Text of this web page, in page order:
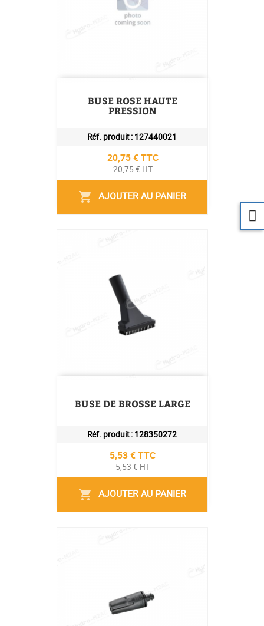
BUSE ROSE HAUTE
PRESSION
Réf. produit : 127440021
Prix
20,75 € TTC
20,75 € HT
shopping_cart AJOUTER AU PANIER
BUSE DE BROSSE LARGE
Réf. produit : 128350272
Prix
5,53 € TTC
5,53 € HT
shopping_cart AJOUTER AU PANIER